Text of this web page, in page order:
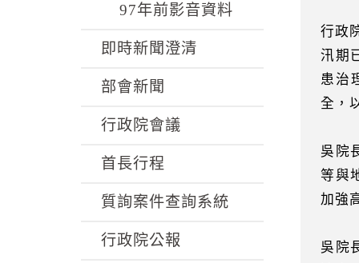
97年前影音資料
即時新聞澄清
部會新聞
行政院會議
首長行程
質詢案件查詢系統
行政院公報
行政
汛期
患治
全，
吳院
等與
加強
吳院